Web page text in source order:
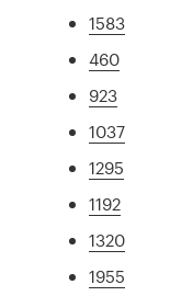
1583
460
923
1037
1295
1192
1320
1955